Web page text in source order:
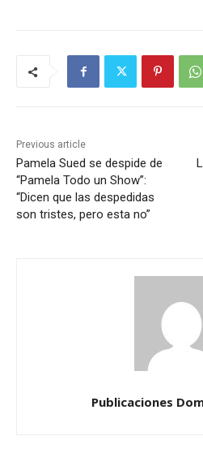
Previous article
Pamela Sued se despide de
“Pamela Todo un Show”:
“Dicen que las despedidas
son tristes, pero esta no”
Publicaciones